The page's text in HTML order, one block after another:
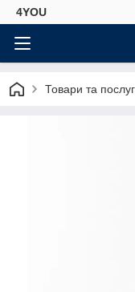
4YOU
Товари та